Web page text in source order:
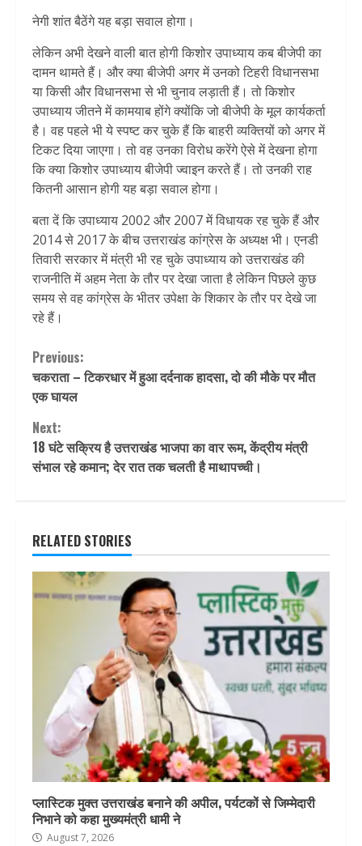
नेगी शांत बैठेंगे यह बड़ा सवाल होगा।
लेकिन अभी देखने वाली बात होगी किशोर उपाध्याय कब बीजेपी का
दामन थामते हैं। और क्या बीजेपी अगर में उनको टिहरी विधानसभा
या किसी और विधानसभा से भी चुनाव लड़ाती हैं। तो किशोर
उपाध्याय जीतने में कामयाब होंगे क्योंकि जो बीजेपी के मूल कार्यकर्ता
है। वह पहले भी ये स्पष्ट कर चुके हैं कि बाहरी व्यक्तियों को अगर में
टिकट दिया जाएगा। तो वह उनका विरोध करेंगे ऐसे में देखना होगा
कि क्या किशोर उपाध्याय बीजेपी ज्वाइन करते हैं। तो उनकी राह
कितनी आसान होगी यह बड़ा सवाल होगा।
बता दें कि उपाध्याय 2002 और 2007 में विधायक रह चुके हैं और
2014 से 2017 के बीच उत्तराखंड कांग्रेस के अध्यक्ष भी। एनडी
तिवारी सरकार में मंत्री भी रह चुके उपाध्याय को उत्तराखंड की
राजनीति में अहम नेता के तौर पर देखा जाता है लेकिन पिछले कुछ
समय से वह कांग्रेस के भीतर उपेक्षा के शिकार के तौर पर देखे जा
रहे हैं।
Continue
Reading
Previous:
चकराता – टिकरधार में हुआ दर्दनाक हादसा, दो की मौके पर मौत
एक घायल
Next:
18 घंटे सक्रिय है उत्तराखंड भाजपा का वार रूम, केंद्रीय मंत्री
संभाल रहे कमान; देर रात तक चलती है माथापच्ची।
RELATED STORIES
प्लास्टिक मुक्त उत्तराखंड बनाने की अपील, पर्यटकों से जिम्मेदारी
निभाने को कहा मुख्यमंत्री धामी ने
August 7, 2026